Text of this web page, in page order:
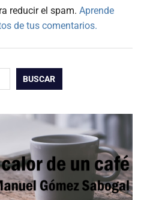
reducir el spam. Aprende
de tus comentarios.
BUSCAR